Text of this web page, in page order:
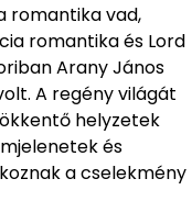
romantika vad,
romantika és Lord
Arany János
A regény világát
helyzetek
és
a cselekmény